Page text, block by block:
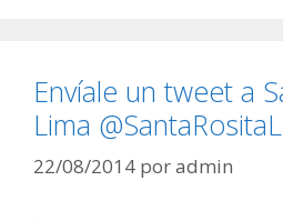
Envíale un tweet a
Lima
22/08/2014 poradmin